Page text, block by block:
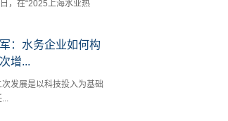
，在“2025上海水业热
：水务企业如何构
增...
次发展是以科技投入为基础
...